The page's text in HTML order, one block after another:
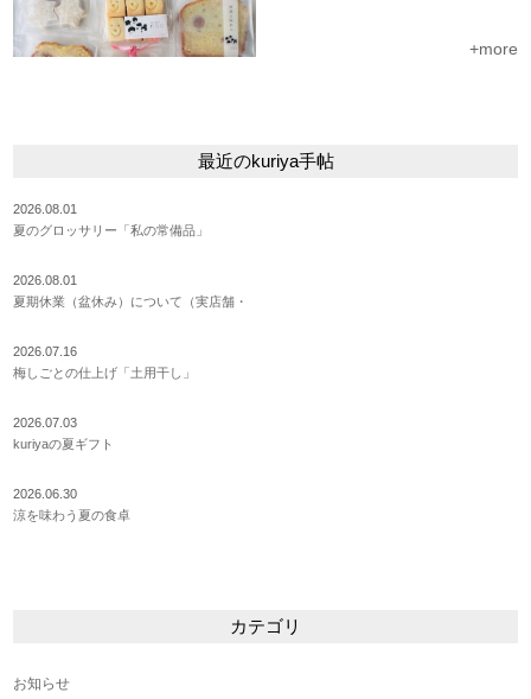
+more
最近のkuriya手帖
2026.08.01
夏のグロッサリー「私の常備品」
2026.08.01
夏期休業（盆休み）について（実店舗・
2026.07.16
梅しごとの仕上げ「土用干し」
2026.07.03
kuriyaの夏ギフト
2026.06.30
涼を味わう夏の食卓
カテゴリ
お知らせ